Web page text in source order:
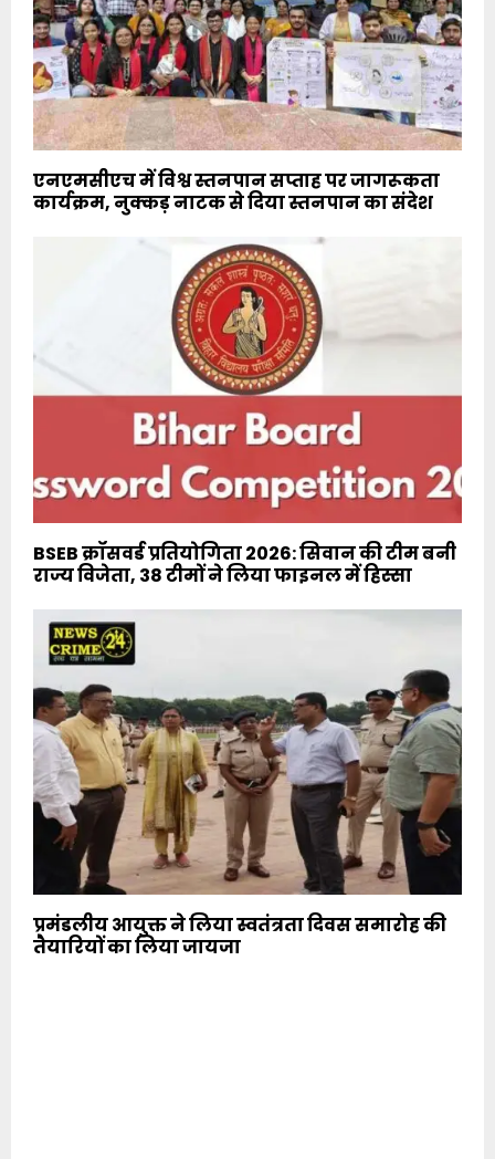
एनएमसीएच में विश्व स्तनपान सप्ताह पर जागरूकता
कार्यक्रम, नुक्कड़ नाटक से दिया स्तनपान का संदेश
BSEB क्रॉसवर्ड प्रतियोगिता 2026: सिवान की टीम बनी
राज्य विजेता, 38 टीमों ने लिया फाइनल में हिस्सा
प्रमंडलीय आयुक्त ने लिया स्वतंत्रता दिवस समारोह की
तैयारियों का लिया जायजा